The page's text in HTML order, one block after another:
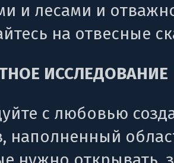
и лесами и
на отвесные
ИССЛЕДОВАНИЕ
с любовью
наполненный